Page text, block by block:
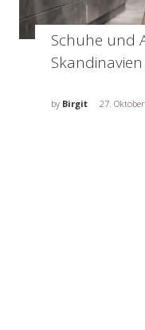
Schuhe und
Skandinavien
by Birgit 27.